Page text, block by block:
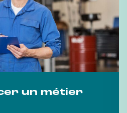
un métier